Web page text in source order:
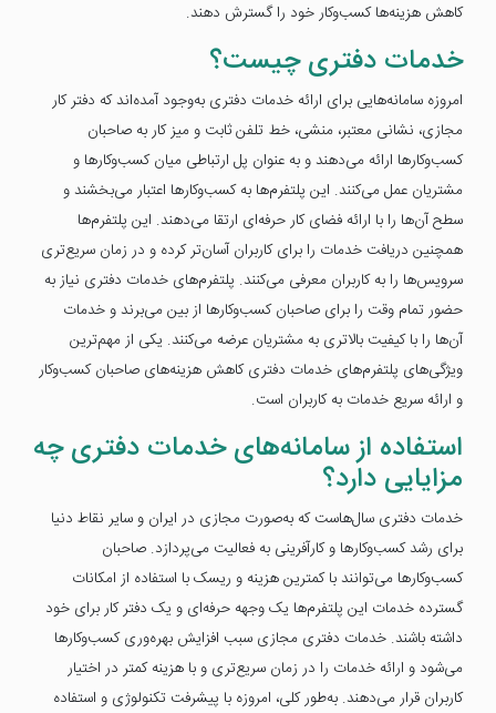
کاهش هزینه‌ها کسب‌وکار خود را گسترش دهند.
خدمات دفتری چیست؟
امروزه سامانه‌هایی برای ارائه خدمات دفتری به‌وجود آمده‌اند که دفتر کار
مجازی، نشانی معتبر، منشی، خط تلفن ثابت و میز کار به صاحبان
کسب‌وکارها ارائه می‌دهند و به عنوان پل ارتباطی میان کسب‌وکارها و
مشتریان عمل می‌کنند. این پلتفرم‌ها به کسب‌وکارها اعتبار می‌بخشند و
سطح آن‌ها را با ارائه فضای کار حرفه‌ای ارتقا می‌دهند. این پلتفرم‌ها
همچنین دریافت خدمات را برای کاربران آسان‌تر کرده و در زمان سریع‌تری
سرویس‌ها را به کاربران معرفی می‌کنند. پلتفرم‌های خدمات دفتری نیاز به
حضور تمام وقت را برای صاحبان کسب‌وکارها از بین می‌برند و خدمات
آن‌ها را با کیفیت بالاتری به مشتریان عرضه می‌کنند. یکی از مهم‌ترین
ویژگی‌های پلتفرم‌های خدمات دفتری کاهش هزینه‌های صاحبان کسب‌وکار
و ارائه سریع خدمات به کاربران است.
استفاده از سامانه‌های خدمات دفتری چه
مزایایی دارد؟
خدمات دفتری سال‌هاست که به‌صورت مجازی در ایران و سایر نقاط دنیا
برای رشد کسب‌وکارها و کارآفرینی به فعالیت می‌پردازد. صاحبان
کسب‌وکارها می‌توانند با کمترین هزینه و ریسک با استفاده از امکانات
گسترده خدمات این پلتفرم‌ها یک وجهه حرفه‌ای و یک دفتر کار برای خود
داشته باشند. خدمات دفتری مجازی سبب افزایش بهره‌وری کسب‌وکارها
می‌شود و ارائه خدمات را در زمان سریع‌تری و با هزینه کمتر در اختیار
کاربران قرار می‌دهند. به‌طور کلی، امروزه با پیشرفت تکنولوژی و استفاده